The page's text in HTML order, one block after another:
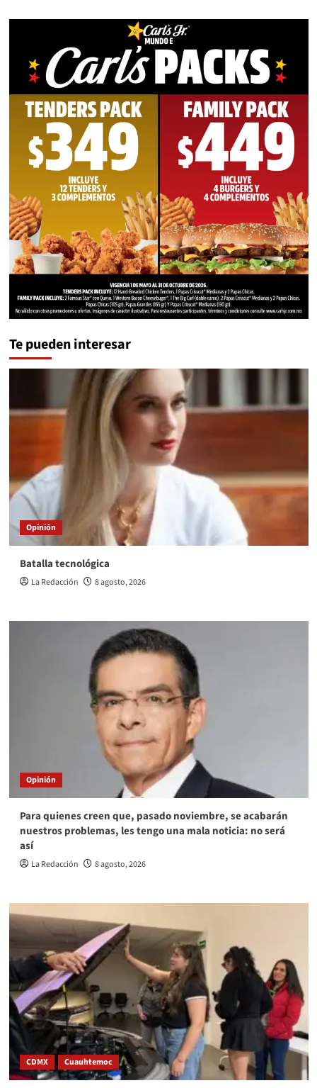
Te pueden interesar
Opinión
Batalla tecnológica
La Redacción 8 agosto, 2026
Opinión
Para quienes creen que, pasado noviembre, se acabarán
nuestros problemas, les tengo una mala noticia: no será
así
La Redacción 8 agosto, 2026
CDMX Cuauhtemoc